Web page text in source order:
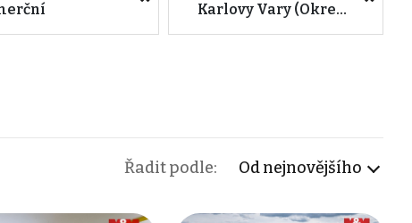
Karlovy Vary (Okres, Karlovarský kraj)
Řadit podle: Od nejnovějšího